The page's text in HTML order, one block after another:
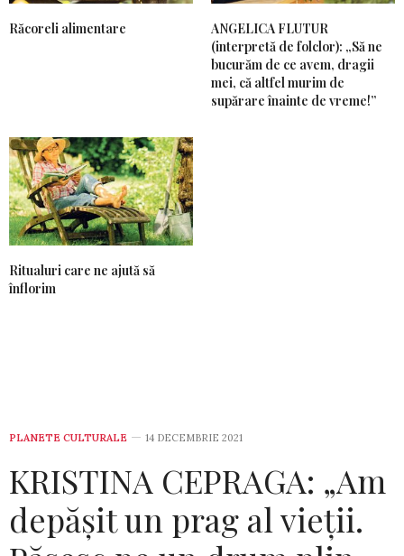
Răcoreli alimentare
ANGELICA FLUTUR
(interpretă de folclor): „Să ne
bucurăm de ce avem, dragii
mei, că altfel murim de
supărare înainte de vreme!”
Ritualuri care ne ajută să
înflorim
PLANETE CULTURALE 14 DECEMBRIE 2021
KRISTINA CEPRAGA: „Am
depășit un prag al vieții.